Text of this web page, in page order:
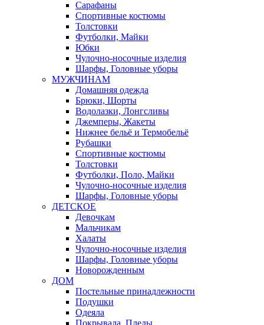
Сарафаны
Спортивные костюмы
Толстовки
Футболки, Майки
Юбки
Чулочно-носочные изделия
Шарфы, Головные уборы
МУЖЧИНАМ
Домашняя одежда
Брюки, Шорты
Водолазки, Лонгсливы
Джемперы, Жакеты
Нижнее бельё и Термобельё
Рубашки
Спортивные костюмы
Толстовки
Футболки, Поло, Майки
Чулочно-носочные изделия
Шарфы, Головные уборы
ДЕТСКОЕ
Девочкам
Мальчикам
Халаты
Чулочно-носочные изделия
Шарфы, Головные уборы
Новорожденным
ДОМ
Постельные принадлежности
Подушки
Одеяла
Покрывала, Пледы